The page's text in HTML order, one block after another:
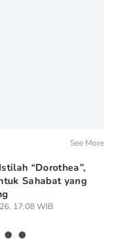
See More
“Dorothea”,
Sahabat yang
17:08 WIB